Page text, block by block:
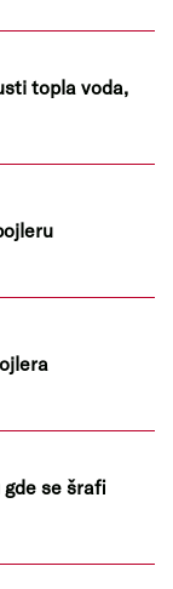
topla voda,
se šrafi